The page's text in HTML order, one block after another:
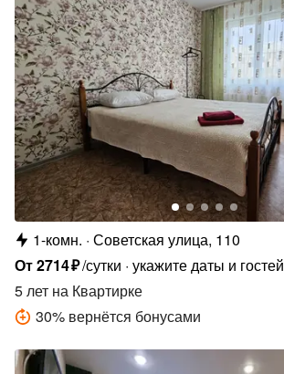
1-комн. Советская улица, 110
От2714₽/сутки укажите даты и гостей
5 лет на Квартирке
30% вернётся бонусами